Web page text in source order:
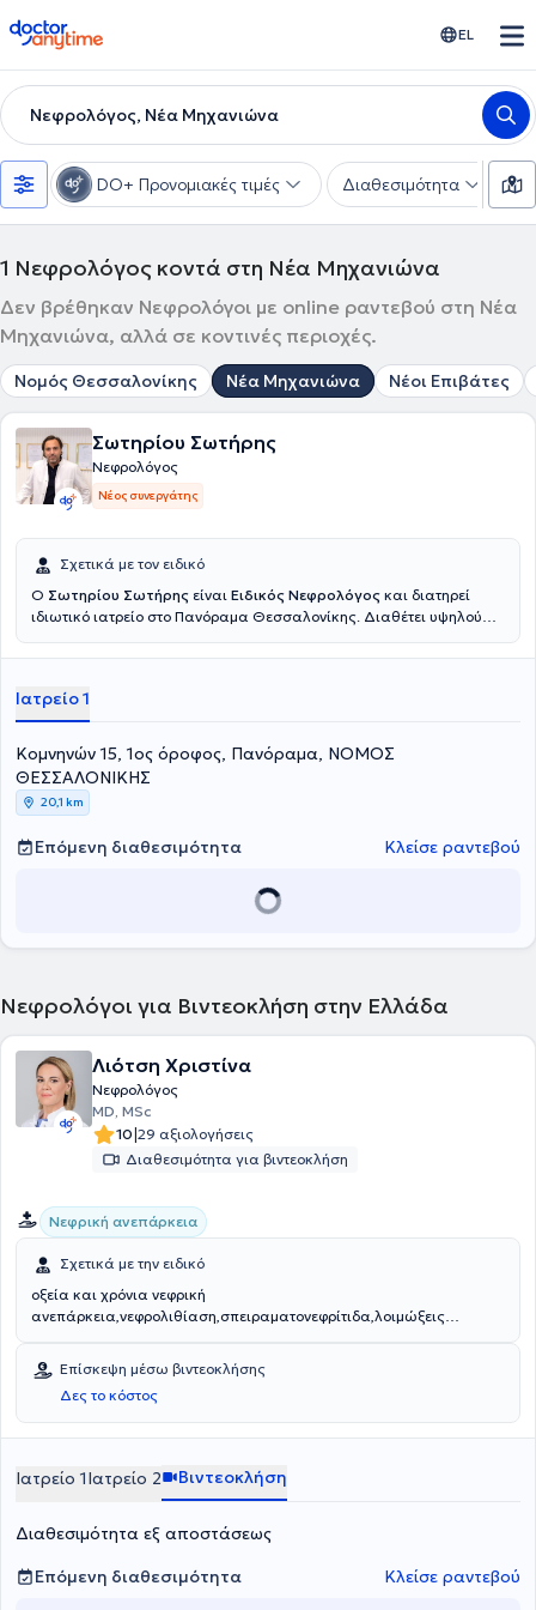
doctoranytime EL
Νεφρολόγος, Νέα Μηχανιώνα
DO+ Προνομιακές τιμές Διαθεσιμότητα
1 Νεφρολόγος κοντά στη Νέα Μηχανιώνα
Δεν βρέθηκαν Νεφρολόγοι με online ραντεβού στη Νέα
Μηχανιώνα, αλλά σε κοντινές περιοχές.
Νομός Θεσσαλονίκης Νέα Μηχανιώνα Νέοι Επιβάτες
Σωτηρίου Σωτήρης
Νεφρολόγος
Νέος συνεργάτης
Σχετικά με τον ειδικό
Ο Σωτηρίου Σωτήρης είναι Ειδικός Νεφρολόγος και διατηρεί
ιδιωτικό ιατρείο στο Πανόραμα Θεσσαλονίκης. Διαθέτει υψηλού
οποία απέκτησε κυρίως στη Γερμανία, στο Πανεπιστημιακό
Πανεπιστημίου Χαϊδελβέργης, ενός από τα πλέον αναγνωρισμένα
ακαδημαϊκά ιδρύματα της Ευρώπης. Σήμερα υπηρετεί ως
Επιμελητής στη Μονάδα Εντατικής Θεραπείας της Κλινικής Αγίου
Λουκά και είναι Επιστημονικός Συνεργάτης του Γενικού
Νοσοκομείου Θεσσαλονίκης «Γ. Παπανικολάου», παρέχοντας
ολοκληρωμένη και εξατομικευμένη φροντίδα σε ασθενείς με
Ιατρείο 1
Κομνηνών 15, 1ος όροφος, Πανόραμα, ΝΟΜΟΣ
ΘΕΣΣΑΛΟΝΙΚΗΣ
20,1 km
Επόμενη διαθεσιμότητα Κλείσε ραντεβού
Νεφρολόγοι για Βιντεοκλήση στην Ελλάδα
Λιότση Χριστίνα
Νεφρολόγος
MD, MSc
10|29 αξιολογήσεις
Διαθεσιμότητα για βιντεοκλήση
Νεφρική ανεπάρκεια
Σχετικά με την ειδικό
οξεία και χρόνια νεφρική
ανεπάρκεια,νεφρολιθίαση,σπειραματονεφρίτιδα,λοιμώξεις
Επίσκεψη μέσω βιντεοκλήσης
Δες το κόστος
Ιατρείο 1Ιατρείο 2 Βιντεοκλήση
Διαθεσιμότητα εξ αποστάσεως
Επόμενη διαθεσιμότητα
Κλείσε ραντεβού